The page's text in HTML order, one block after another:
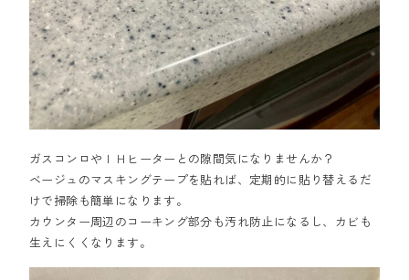
ガスコンロやＩＨヒーターとの隙間気になりませんか？
ベージュのマスキングテープを貼れば、定期的に貼り替えるだ
けで掃除も簡単になります。
カウンター周辺のコーキング部分も汚れ防止になるし、カビも
生えにくくなります。